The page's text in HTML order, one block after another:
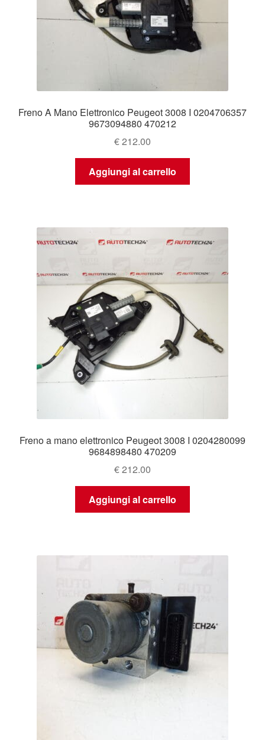
Freno A Mano Elettronico Peugeot 3008 I 0204706357
9673094880 470212
€212.00
Aggiungi al carrello
Freno a mano elettronico Peugeot 3008 I 0204280099
9684898480 470209
€212.00
Aggiungi al carrello